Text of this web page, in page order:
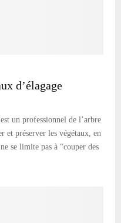
d’élagage
un professionnel de l’arbre
et préserver les végétaux, en
se limite pas à “couper des